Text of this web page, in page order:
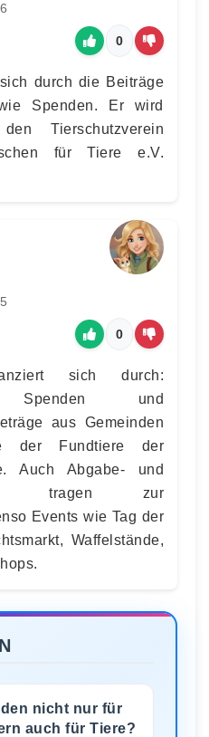
0
durch die Beiträge
Spenden. Er wird
Tierschutzverein
für Tiere e.V.
0
sich durch:
Spenden und
aus Gemeinden
der Fundtiere der
Auch Abgabe- und
tragen zur
Events wie Tag der
Waffelstände,
nicht nur für
auch für Tiere?